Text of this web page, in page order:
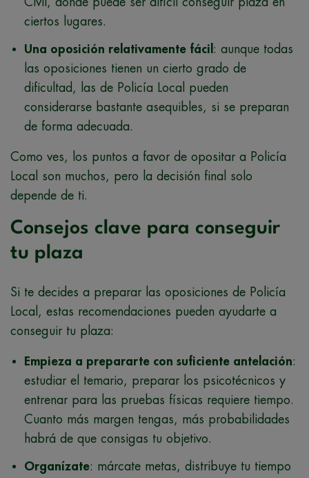
ciertos lugares.
Una oposición relativamente fácil : aunque todas
las oposiciones tienen un cierto grado de
dificultad, las de Policía Local pueden
considerarse bastante asequibles, si se preparan
de forma adecuada.
Como ves, los puntos a favor de opositar a Policía
Local son muchos, pero la decisión final solo
depende de ti.
Consejos clave para conseguir
tu plaza
Si te decides a preparar las oposiciones de Policía
Local, estas recomendaciones pueden ayudarte a
conseguir tu plaza:
Empieza a prepararte con suficiente antelación:
estudiar el temario, preparar los psicotécnicos y
entrenar para las pruebas físicas requiere tiempo.
Cuanto más margen tengas, más probabilidades
habrá de que consigas tu objetivo.
Organízate: márcate metas, distribuye tu tiempo